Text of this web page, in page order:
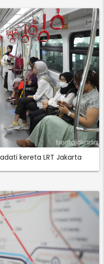
kereta LRT Jakarta